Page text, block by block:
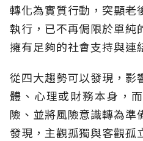
轉化為實質行動，突顯老
執行，已不再侷限於單純
擁有足夠的社會支持與連
從四大趨勢可以發現，影
體、心理或財務本身，
險、並將風險意識轉為準
發現，主觀孤獨與客觀孤